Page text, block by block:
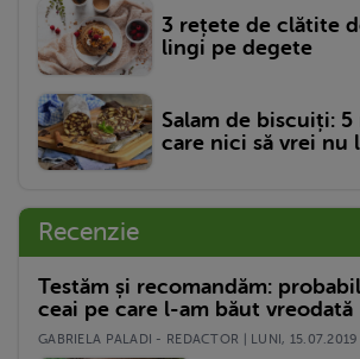
3 rețete de clătite
lingi pe degete
Salam de biscuiți:
care nici să vrei nu
Recenzie
Testăm și recomandăm:
ceai pe care l-am băut vreodată
GABRIELA PALADI - REDACTOR | LUNI, 15.07.2019